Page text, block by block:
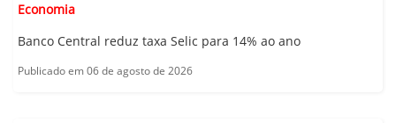
Economia
Banco Central reduz taxa Selic para 14% ao ano
Publicado em 06 de agosto de 2026